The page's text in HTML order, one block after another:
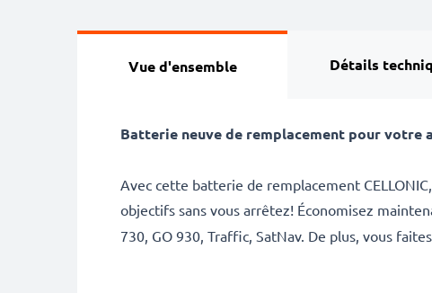
Vue d'ensemble Détails
Batterie neuve de remplacement pour votre
Avec cette batterie de remplacement
objectifs sans vous arrêtez! Économisez
730, GO 930, Traffic, SatNav. De plus, vous